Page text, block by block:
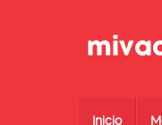
Inicio